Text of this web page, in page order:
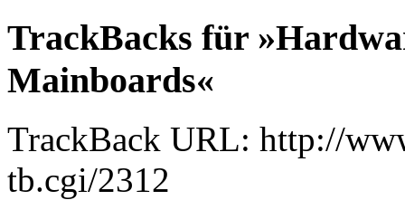
TrackBacks für
Mainboards«
TrackBack URL: http://
tb.cgi/2312